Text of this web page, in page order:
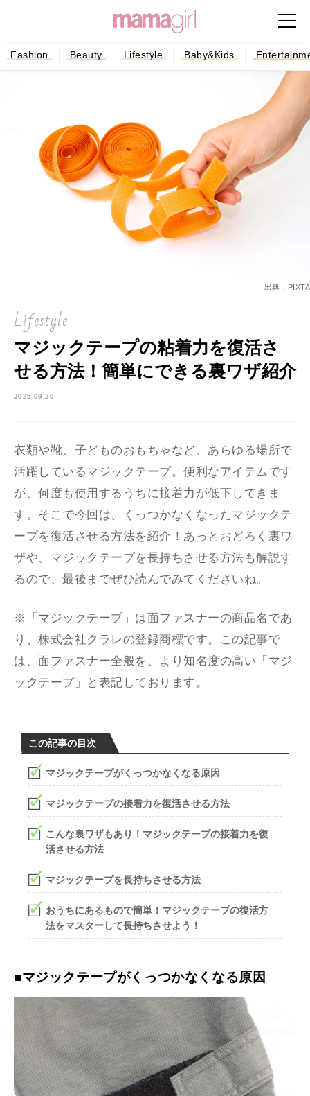
Fashion Beauty Lifestyle Baby&Kids
出典：PIXTA
Lifestyle
マジックテープの粘着力を復活さ
せる方法！簡単にできる裏ワザ紹介
2025.09.20
衣類や靴、子どものおもちゃなど、あらゆる場所で
活躍しているマジックテープ。便利なアイテムです
が、何度も使用するうちに接着力が低下してきま
す。そこで今回は、くっつかなくなったマジックテ
ープを復活させる方法を紹介！あっとおどろく裏ワ
ザや、マジックテープを長持ちさせる方法も解説す
るので、最後までぜひ読んでみてくださいね。
※「マジックテープ」は面ファスナーの商品名であ
り、株式会社クラレの登録商標です。この記事で
は、面ファスナー全般を、より知名度の高い「マジ
ックテープ」と表記しております。
この記事の目次
マジックテープがくっつかなくなる原因
マジックテープの接着力を復活させる方法
こんな裏ワザもあり！マジックテープの接着力を復
活させる方法
マジックテープを長持ちさせる方法
おうちにあるもので簡単！マジックテープの復活方
法をマスターして長持ちさせよう！
■マジックテープがくっつかなくなる原因